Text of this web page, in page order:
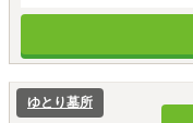
ゆとり墓所